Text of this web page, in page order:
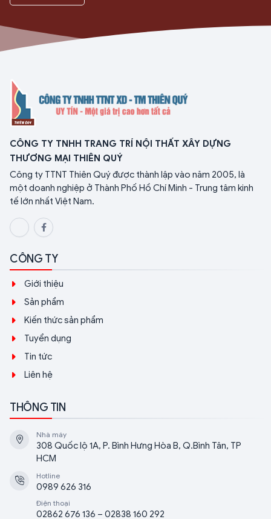
CÔNG TY TNHH TRANG TRÍ NỘI THẤT XÂY DỰNG
THƯƠNG MẠI THIÊN QUÝ
Công ty TTNT Thiên Quý được thành lập vào năm 2005, là
một doanh nghiệp ở Thành Phố Hồ Chí Minh - Trung tâm kinh
tế lớn nhất Việt Nam.
CÔNG TY
Giới thiệu
Sản phẩm
Kiến thức sản phẩm
Tuyển dụng
Tin tức
Liên hệ
THÔNG TIN
Nhà máy
308 Quốc lộ 1A, P. Bình Hưng Hòa B, Q.Bình Tân, TP
HCM
Hotline
0989 626 316
Điện thoại
02862 676 136 – 02838 160 292